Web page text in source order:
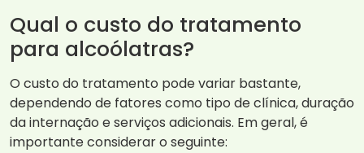
Qual o custo do tratamento
para alcoólatras?
O custo do tratamento pode variar bastante,
dependendo de fatores como tipo de clínica, duração
da internação e serviços adicionais. Em geral, é
importante considerar o seguinte: